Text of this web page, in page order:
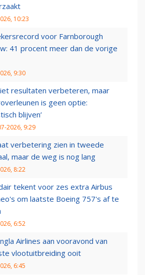
10:23
voor Farnborough
41 procent meer dan de vorige
9:30
resultaten verbeteren, maar
is geen optie:
blijven’
2026, 9:29
verbetering zien in tweede
maar de weg is nog lang
8:22
tekent voor zes extra Airbus
om laatste Boeing 757's af te
6:52
Airlines aan vooravond van
vlootuitbreiding ooit
6:45